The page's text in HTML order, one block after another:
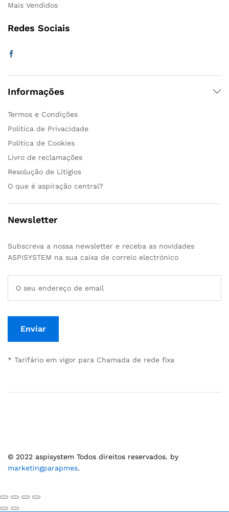
Mais Vendidos
Redes Sociais
Informações
Termos e Condições
Política de Privacidade
Política de Cookies
Livro de reclamações
Resolução de Litígios
O que é aspiração central?
Newsletter
Subscreva a nossa newsletter e receba as novidades
ASPISYSTEM na sua caixa de correio electrónico
* Tarifário em vigor para Chamada de rede fixa
© 2022 aspisystem Todos direitos reservados. by
marketingparapmes.